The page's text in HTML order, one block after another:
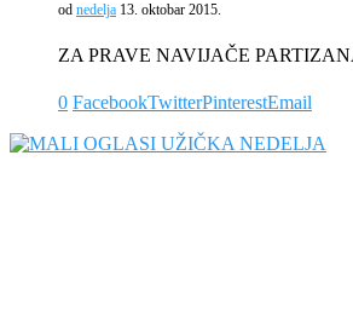
od nedelja 13. oktobar 2015.
ZA PRAVE NAVIJAČE
0 FacebookTwitterPinterestEmail